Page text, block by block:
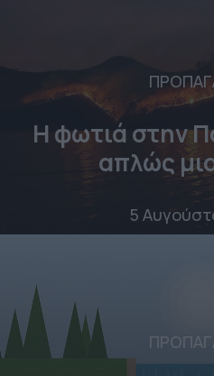
Η φωτιά στην
απλώς
5